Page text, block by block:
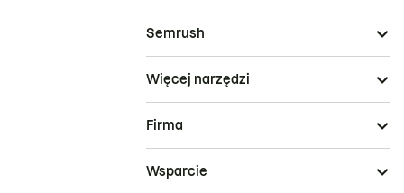
Semrush
Więcej narzędzi
Firma
Wsparcie